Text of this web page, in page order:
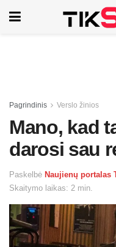
Pagrindinis Verslo žinios
Mano, kad
darosi sau
Paskelbė Naujienų portalas
Skaitymo laikas: 2 min.